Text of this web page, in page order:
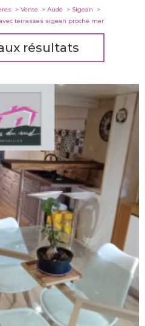
Vente Aude
Sigean
terrasses sigean proche mer
résultats